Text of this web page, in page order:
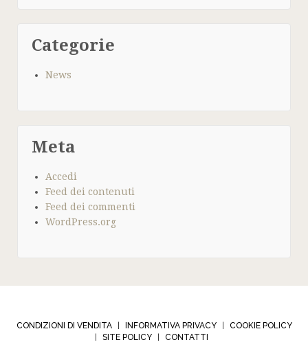
Categorie
News
Meta
Accedi
Feed dei contenuti
Feed dei commenti
WordPress.org
CONDIZIONI DI VENDITA INFORMATIVA PRIVACY COOKIE POLICY
SITE POLICY CONTATTI